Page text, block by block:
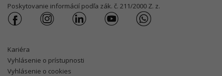
Poskytovanie informácií podľa zák. č. 211/2000 Z. z.
Kariéra
Vyhlásenie o prístupnosti
Vyhlásenie o cookies